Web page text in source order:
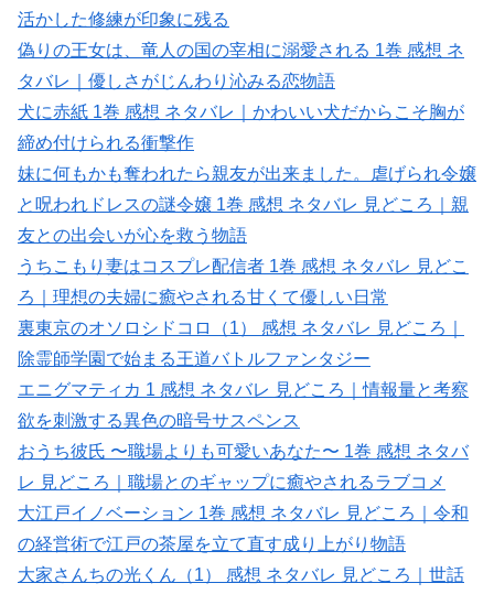
活かした修練が印象に残る
偽りの王女は、竜人の国の宰相に溺愛される 1巻 感想 ネ
タバレ｜優しさがじんわり沁みる恋物語
犬に赤紙 1巻 感想 ネタバレ｜かわいい犬だからこそ胸が
締め付けられる衝撃作
妹に何もかも奪われたら親友が出来ました。虐げられ令嬢
と呪われドレスの謎令嬢 1巻 感想 ネタバレ 見どころ｜親
友との出会いが心を救う物語
うちこもり妻はコスプレ配信者 1巻 感想 ネタバレ 見どこ
ろ｜理想の夫婦に癒やされる甘くて優しい日常
裏東京のオソロシドコロ（1） 感想 ネタバレ 見どころ｜
除霊師学園で始まる王道バトルファンタジー
エニグマティカ 1 感想 ネタバレ 見どころ｜情報量と考察
欲を刺激する異色の暗号サスペンス
おうち彼氏 〜職場よりも可愛いあなた〜 1巻 感想 ネタバ
レ 見どころ｜職場とのギャップに癒やされるラブコメ
大江戸イノベーション 1巻 感想 ネタバレ 見どころ｜令和
の経営術で江戸の茶屋を立て直す成り上がり物語
大家さんちの光くん（1） 感想 ネタバレ 見どころ｜世話